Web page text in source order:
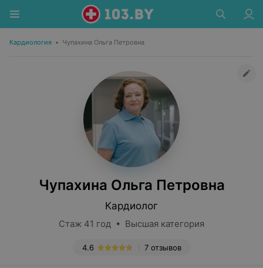
Кардиология • Чупахина Ольга Петровна
Чупахина Ольга Петровна
Кардиолог
Стаж 41 год • Высшая категория
7 отзывов
4.6